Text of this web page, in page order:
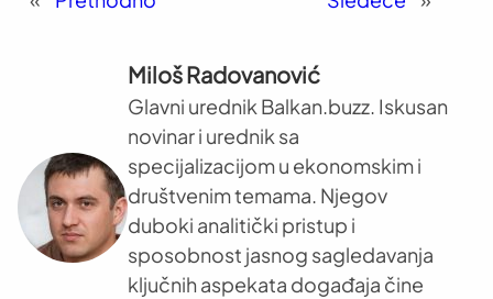
Miloš Radovanović
Glavni urednik Balkan.buzz. Iskusan
novinar i urednik sa
specijalizacijom u ekonomskim i
društvenim temama. Njegov
duboki analitički pristup i
sposobnost jasnog sagledavanja
ključnih aspekata događaja čine